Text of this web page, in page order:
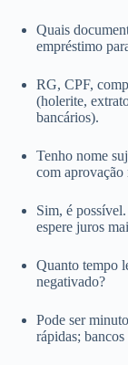
Quais
empréstimo
RG, CPF,
(holerite,
bancários).
Tenho nome
com aprovação
Sim, é
espere juros
Quanto tempo
negativado?
Pode ser
rápidas;